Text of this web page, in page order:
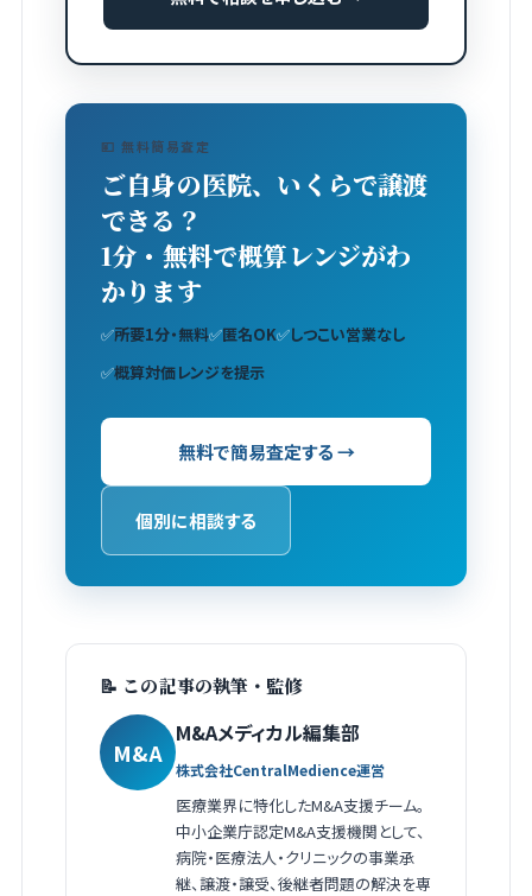
💴 無料簡易査定
ご自身の医院、いくらで譲渡
できる？
1分・無料で概算レンジがわ
かります
✅所要1分・無料✅匿名OK✅しつこい営業なし
✅概算対価レンジを提示
無料で簡易査定する →
個別に相談する
📝 この記事の執筆・監修
M&A
M&Aメディカル編集部
株式会社CentralMedience運営
医療業界に特化したM&A支援チーム。
中小企業庁認定M&A支援機関として、
病院・医療法人・クリニックの事業承
継、譲渡・譲受、後継者問題の解決を専